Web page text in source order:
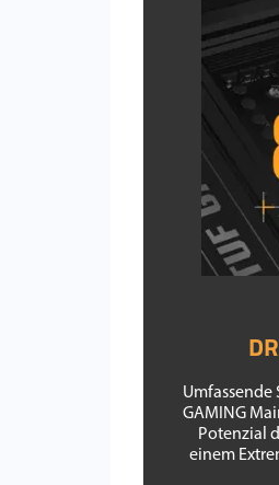
Umfassende
GAMING
Potenzial
einem